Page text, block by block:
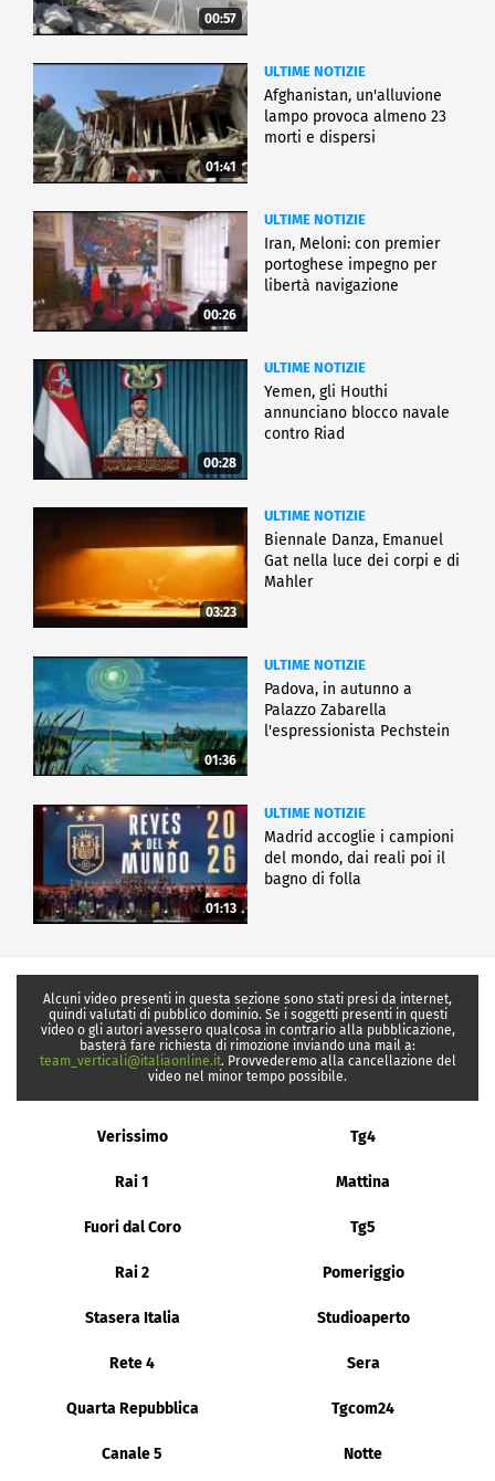
00:57
01:41
ULTIME NOTIZIE
Afghanistan, un'alluvione
lampo provoca almeno 23
morti e dispersi
00:26
ULTIME NOTIZIE
Iran, Meloni: con premier
portoghese impegno per
libertà navigazione
00:28
ULTIME NOTIZIE
Yemen, gli Houthi
annunciano blocco navale
contro Riad
03:23
ULTIME NOTIZIE
Biennale Danza, Emanuel
Gat nella luce dei corpi e di
Mahler
01:36
ULTIME NOTIZIE
Padova, in autunno a
Palazzo Zabarella
l'espressionista Pechstein
01:13
ULTIME NOTIZIE
Madrid accoglie i campioni
del mondo, dai reali poi il
bagno di folla
Alcuni video presenti in questa sezione sono stati presi da internet,
quindi valutati di pubblico dominio. Se i soggetti presenti in questi
video o gli autori avessero qualcosa in contrario alla pubblicazione,
basterà fare richiesta di rimozione inviando una mail a:
team_verticali@italiaonline.it. Provvederemo alla cancellazione del
video nel minor tempo possibile.
Verissimo Tg4
Rai 1 Mattina
Fuori dal Coro Tg5
Rai 2 Pomeriggio
Stasera Italia Studioaperto
Rete 4 Sera
Quarta Repubblica Tgcom24
Canale 5 Notte